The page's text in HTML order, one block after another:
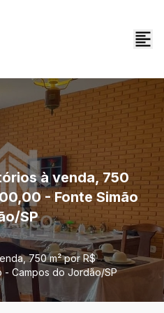
à venda, 750
- Fonte Simão
SP
750 m² por R$
- Campos do Jordão/SP